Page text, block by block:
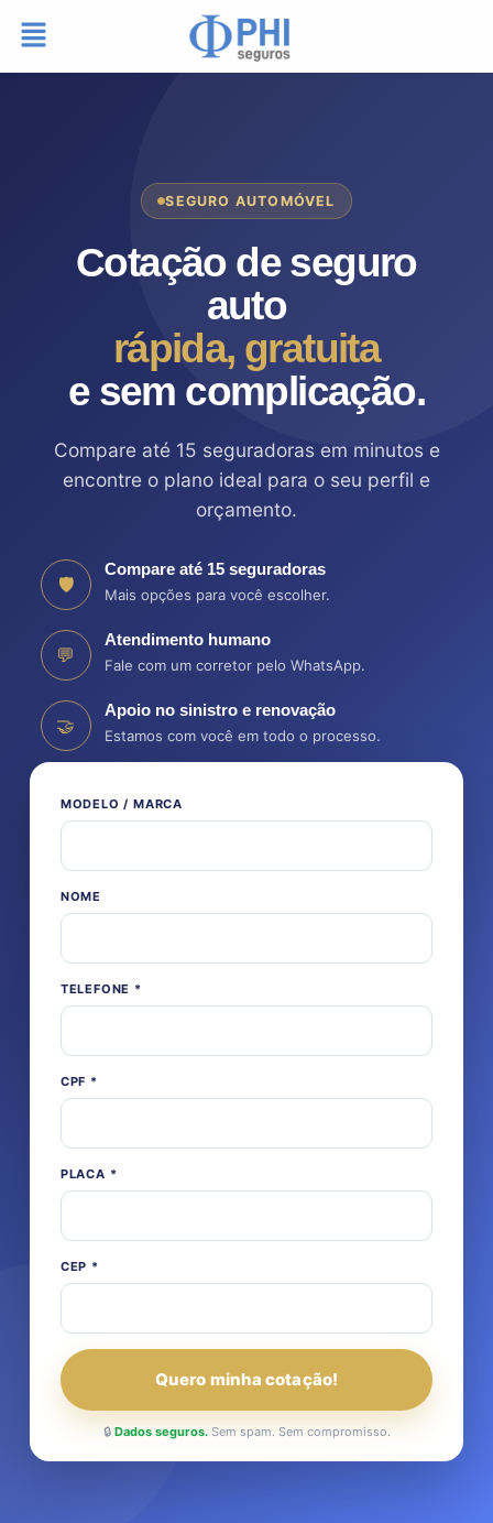
SEGURO AUTOMÓVEL
Cotação de seguro
auto
rápida, gratuita
e sem complicação.
Compare até 15 seguradoras em minutos e
encontre o plano ideal para o seu perfil e
orçamento.
🛡️
Compare até 15 seguradoras
Mais opções para você escolher.
💬
Atendimento humano
Fale com um corretor pelo WhatsApp.
🤝
Apoio no sinistro e renovação
Estamos com você em todo o processo.
MODELO / MARCA
NOME
PLACA
MARCA
MARCA
TELEFONE *
CPF *
PLACA *
CEP *
Quero minha cotação!
🔒 Dados seguros.Sem spam. Sem compromisso.